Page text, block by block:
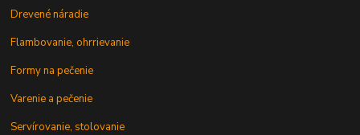
Drevené náradie
Flambovanie, ohrrievanie
Formy na pečenie
Varenie a pečenie
Servírovanie, stolovanie